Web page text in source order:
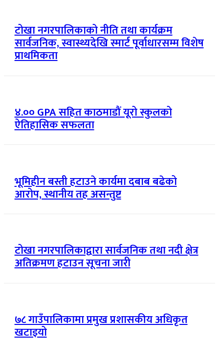
टोखा नगरपालिकाको नीति तथा कार्यक्रम
सार्वजनिक, स्वास्थ्यदेखि स्मार्ट पूर्वाधारसम्म विशेष
प्राथमिकता
४.०० GPA सहित काठमाडौं यूरो स्कुलको
ऐतिहासिक सफलता
भूमिहीन बस्ती हटाउने कार्यमा दबाब बढेको
आरोप, स्थानीय तह असन्तुष्ट
टोखा नगरपालिकाद्वारा सार्वजनिक तथा नदी क्षेत्र
अतिक्रमण हटाउन सूचना जारी
७८ गाउँपालिकामा प्रमुख प्रशासकीय अधिकृत
खटाइयो